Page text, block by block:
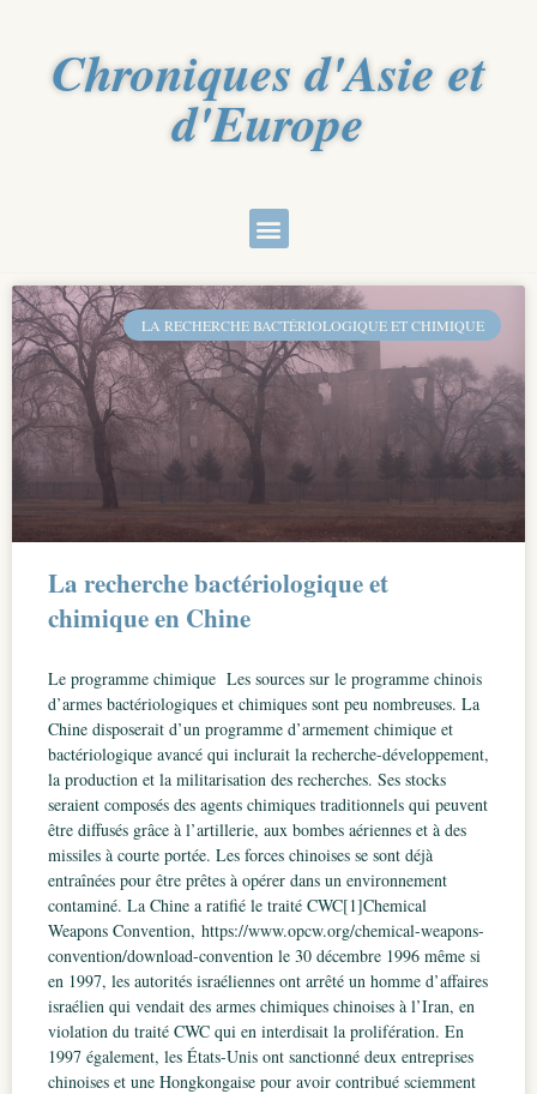
Chroniques d'Asie et
d'Europe
LA RECHERCHE BACTÉRIOLOGIQUE ET CHIMIQUE
La recherche bactériologique et
chimique en Chine
Le programme chimique Les sources sur le programme chinois
d’armes bactériologiques et chimiques sont peu nombreuses. La
Chine disposerait d’un programme d’armement chimique et
bactériologique avancé qui inclurait la recherche-développement,
la production et la militarisation des recherches. Ses stocks
seraient composés des agents chimiques traditionnels qui peuvent
être diffusés grâce à l’artillerie, aux bombes aériennes et à des
missiles à courte portée. Les forces chinoises se sont déjà
entraînées pour être prêtes à opérer dans un environnement
contaminé. La Chine a ratifié le traité CWC[1]Chemical
Weapons Convention, https://www.opcw.org/chemical-weapons-
convention/download-convention le 30 décembre 1996 même si
en 1997, les autorités israéliennes ont arrêté un homme d’affaires
israélien qui vendait des armes chimiques chinoises à l’Iran, en
violation du traité CWC qui en interdisait la prolifération. En
1997 également, les États-Unis ont sanctionné deux entreprises
chinoises et une Hongkongaise pour avoir contribué sciemment